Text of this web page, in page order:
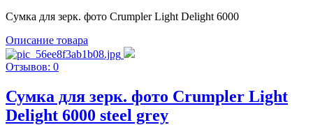
Сумка для зерк. фото Crumpler Light Delight 6000
Описание товара
Отзывов: 0
Сумка для зерк. фото Crumpler Light
Delight 6000 steel grey